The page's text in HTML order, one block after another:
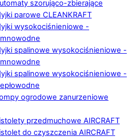
szorująco-zbierające
parowe CLEANKRAFT
wysokociśnieniowe -
spalinowe wysokociśnieniowe -
spalinowe wysokociśnieniowe -
ogrodowe zanurzeniowe
przedmuchowe AIRCRAFT
do czyszczenia AIRCRAFT